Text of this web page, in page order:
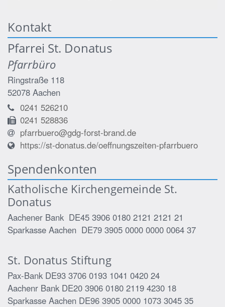
Kontakt
Pfarrei St. Donatus
Pfarrbüro
Ringstraße 118
52078 Aachen
0241 526210
0241 528836
pfarrbuero@gdg-forst-brand.de
https://st-donatus.de/oeffnungszeiten-pfarrbuero
Spendenkonten
Katholische Kirchengemeinde St.
Donatus
Aachener Bank DE45 3906 0180 2121 2121 21
Sparkasse Aachen DE79 3905 0000 0000 0064 37
St. Donatus Stiftung
Pax-Bank DE93 3706 0193 1041 0420 24
Aachenr Bank DE20 3906 0180 2119 4230 18
Sparkasse Aachen DE96 3905 0000 1073 3045 35